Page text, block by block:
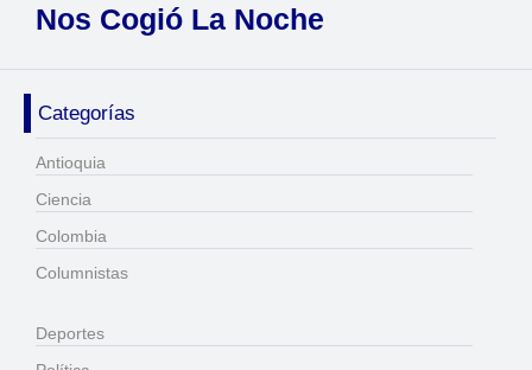
Nos Cogió La Noche
Categorías
Antioquia
Ciencia
Colombia
Columnistas
Deportes